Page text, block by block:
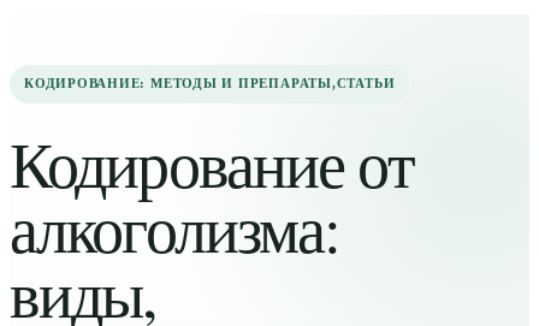
КОДИРОВАНИЕ: МЕТОДЫ И ПРЕПАРАТЫ,СТАТЬИ
Кодирование от
алкоголизма:
виды,